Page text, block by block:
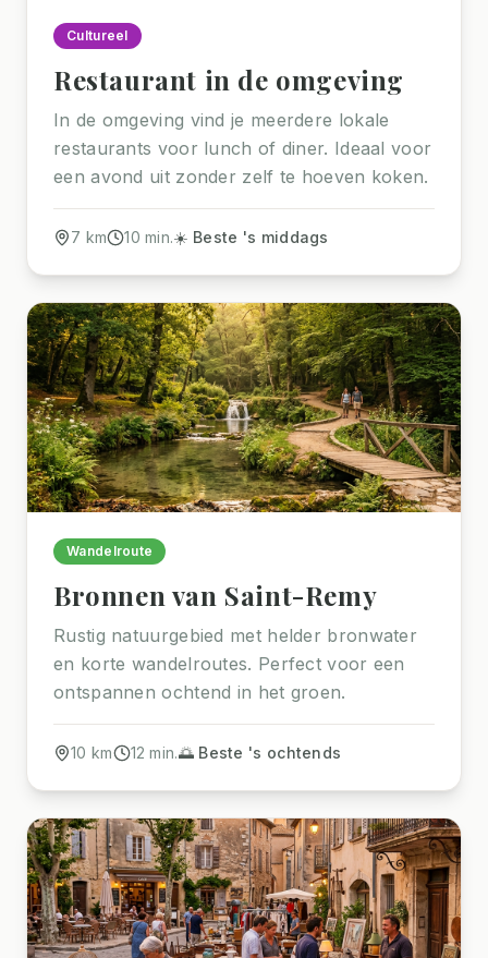
Cultureel
Restaurant in de omgeving
In de omgeving vind je meerdere lokale
restaurants voor lunch of diner. Ideaal voor
een avond uit zonder zelf te hoeven koken.
7 km 10 min.☀️ Beste 's middags
Wandelroute
Bronnen van Saint-Remy
Rustig natuurgebied met helder bronwater
en korte wandelroutes. Perfect voor een
ontspannen ochtend in het groen.
10 km 12 min.🌅 Beste 's ochtends